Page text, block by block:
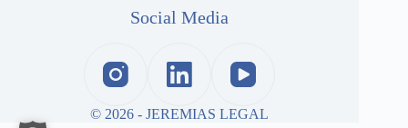
Social Media
© 2026 - JEREMIAS LEGAL